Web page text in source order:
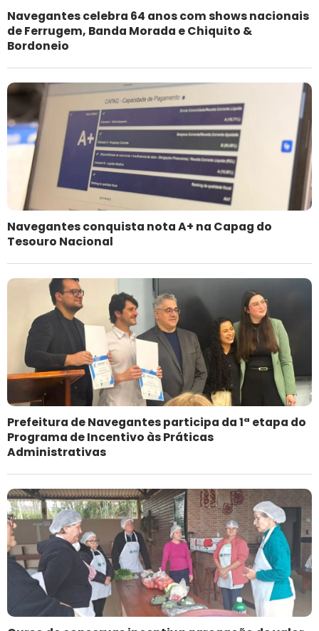
Navegantes celebra 64 anos com shows nacionais
de Ferrugem, Banda Morada e Chiquito &
Bordoneio
Navegantes conquista nota A+ na Capag do
Tesouro Nacional
Prefeitura de Navegantes participa da 1ª etapa do
Programa de Incentivo às Práticas
Administrativas